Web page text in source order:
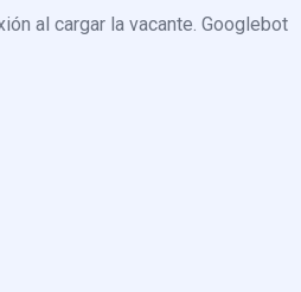
al cargar la vacante. Googlebot